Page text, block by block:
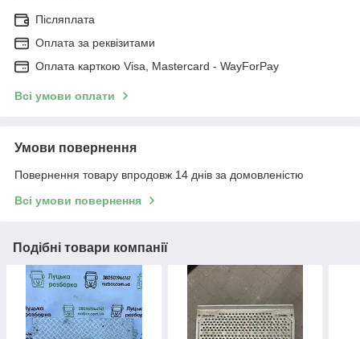
Післяплата
Оплата за реквізитами
Оплата карткою Visa, Mastercard - WayForPay
Всі умови оплати
Умови повернення
Повернення товару впродовж 14 днів за домовленістю
Всі умови повернення
Подібні товари компанії